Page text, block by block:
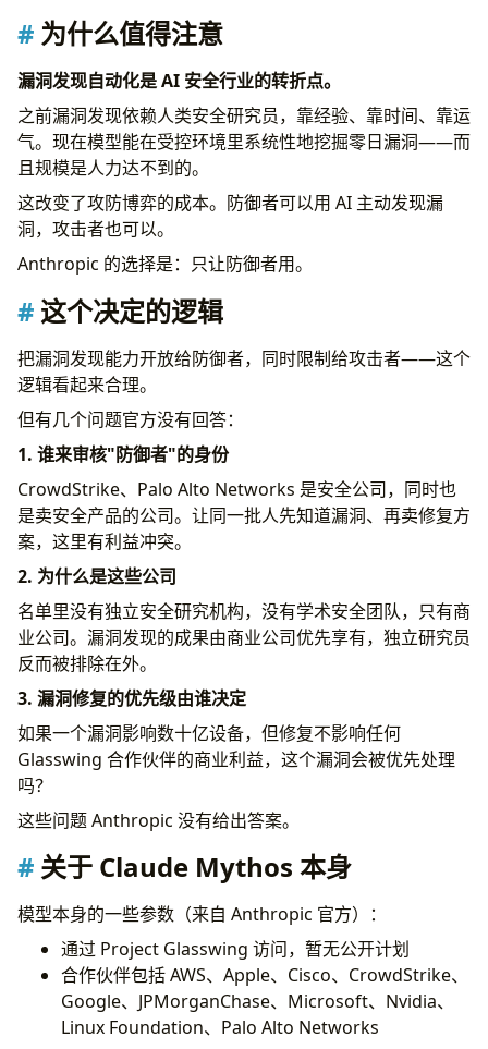
为什么值得注意
漏洞发现自动化是 AI 安全行业的转折点。
之前漏洞发现依赖人类安全研究员，靠经验、靠时间、靠运
气。现在模型能在受控环境里系统性地挖掘零日漏洞——而
且规模是人力达不到的。
这改变了攻防博弈的成本。防御者可以用 AI 主动发现漏
洞，攻击者也可以。
Anthropic 的选择是：只让防御者用。
这个决定的逻辑
把漏洞发现能力开放给防御者，同时限制给攻击者——这个
逻辑看起来合理。
但有几个问题官方没有回答：
1. 谁来审核"防御者"的身份
CrowdStrike、Palo Alto Networks 是安全公司，同时也
是卖安全产品的公司。让同一批人先知道漏洞、再卖修复方
案，这里有利益冲突。
2. 为什么是这些公司
名单里没有独立安全研究机构，没有学术安全团队，只有商
业公司。漏洞发现的成果由商业公司优先享有，独立研究员
反而被排除在外。
3. 漏洞修复的优先级由谁决定
如果一个漏洞影响数十亿设备，但修复不影响任何
Glasswing 合作伙伴的商业利益，这个漏洞会被优先处理
吗？
这些问题 Anthropic 没有给出答案。
关于 Claude Mythos 本身
模型本身的一些参数（来自 Anthropic 官方）：
通过 Project Glasswing 访问，暂无公开计划
合作伙伴包括 AWS、Apple、Cisco、CrowdStrike、
Google、JPMorganChase、Microsoft、Nvidia、
Linux Foundation、Palo Alto Networks